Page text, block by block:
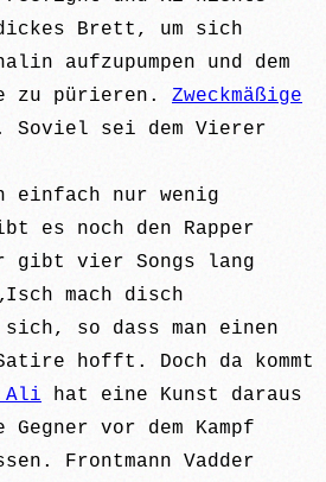
Brett, um sich
aufzupumpen und dem
zu pürieren. Zweckmäßige
sei dem Vierer
einfach nur wenig
es noch den Rapper
gibt vier Songs lang
mach disch
sich, so dass man einen
hofft. Doch da kommt
Ali hat eine Kunst daraus
vor dem Kampf
Frontmann Vadder